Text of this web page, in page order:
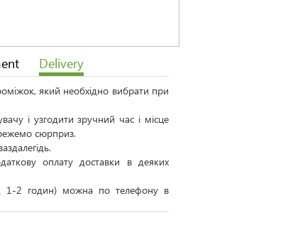
Delivery
який необхідно вибрати при
і узгодити зручний час і місце
сюрприз.
оплату доставки в деяких
1-2 годин) можна по телефону в